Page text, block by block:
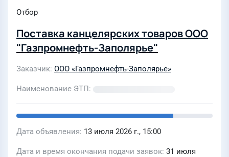
Отбор
Поставка канцелярских товаров ООО
"Газпромнефть-Заполярье"
Заказчик ООО «Газпромнефть-Заполярье»
Наименование ЭТП
Дата объявления 13 июля 2026 г., 15:00
Дата и время окончания подачи заявок 31 июля